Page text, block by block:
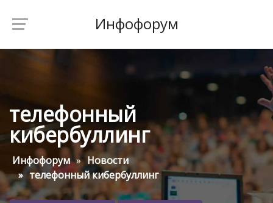
Инфофорум
телефонный
кибербуллинг
Инфофорум
Новости
телефонный кибербуллинг